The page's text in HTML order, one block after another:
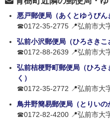
悪戸郵便局（あくとゆうびん
☎0172-35-2775 📍弘前市大
弘前小沢郵便局（ひろさきこ
☎0172-88-2639 📍弘前市大
弘前桔梗野町郵便局（ひろ
く）
☎0172-35-2772 📍弘前市大
鳥井野簡易郵便局（とりいの
☎0172-82-4200 📍弘前市大